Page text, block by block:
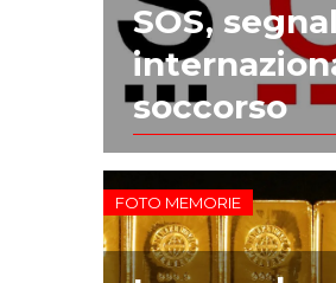
SOS,
soccorso
FOTO MEMORIE